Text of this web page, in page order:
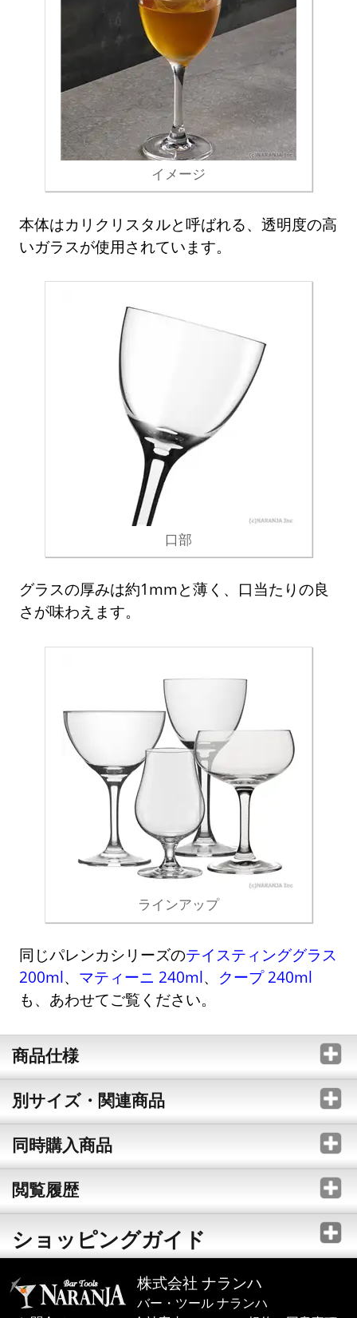
イメージ
本体はカリクリスタルと呼ばれる、透明度の高
いガラスが使用されています。
口部
グラスの厚みは約1mmと薄く、口当たりの良
さが味わえます。
ラインアップ
同じパレンカシリーズのテイスティンググラス
200ml、 マティーニ 240ml、 クープ 240ml
も、あわせてご覧ください。
商品仕様
別サイズ・関連商品
同時購入商品
閲覧履歴
ショッピングガイド
株式会社 ナランハ
バー・ツール ナランハ